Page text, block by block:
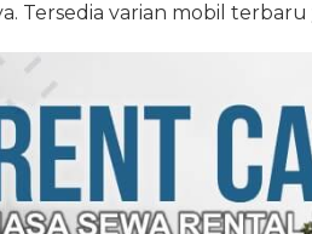
Tersedia varian mobil